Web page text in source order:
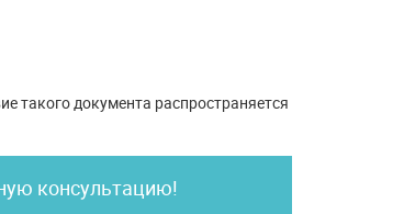
такого документа распространяется
консультацию!